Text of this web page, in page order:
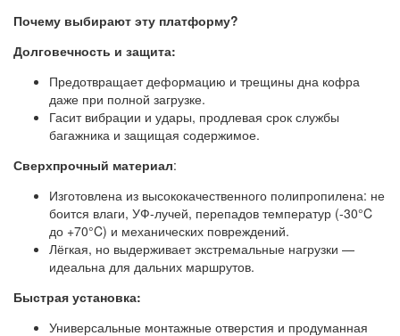
Почему выбирают эту платформу?
Долговечность и защита:
Предотвращает деформацию и трещины дна кофра
даже при полной загрузке.
Гасит вибрации и удары, продлевая срок службы
багажника и защищая содержимое.
Сверхпрочный материал:
Изготовлена из высококачественного полипропилена: не
боится влаги, УФ-лучей, перепадов температур (-30°C
до +70°C) и механических повреждений.
Лёгкая, но выдерживает экстремальные нагрузки —
идеальна для дальних маршрутов.
Быстрая установка:
Универсальные монтажные отверстия и продуманная